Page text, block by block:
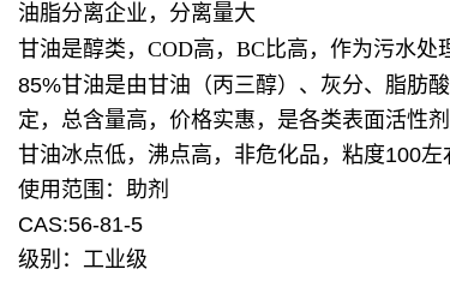
油脂分离企业，分离量大
甘油是醇类，COD高，BC比高，作为污水
85%甘油是由甘油（丙三醇）、灰分、脂肪
定，总含量高，价格实惠，是各类表面活性
甘油冰点低，沸点高，非危化品，粘度100
使用范围：助剂
CAS:56-81-5
级别：工业级